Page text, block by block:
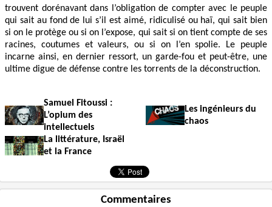
trouvent dorénavant dans l’obligation de compter avec le peuple
qui sait au fond de lui s’il est aimé, ridiculisé ou haï, qui sait bien
si on le protège ou si on l’expose, qui sait si on tient compte de ses
racines, coutumes et valeurs, ou si on l’en spolie. Le peuple
incarne ainsi, en dernier ressort, un garde-fou et peut-être, une
ultime digue de défense contre les torrents de la déconstruction.
Samuel Fitoussi :
L’opium des
intellectuels
Les ingénieurs du
chaos
La littérature, Israël
et la France
Commentaires